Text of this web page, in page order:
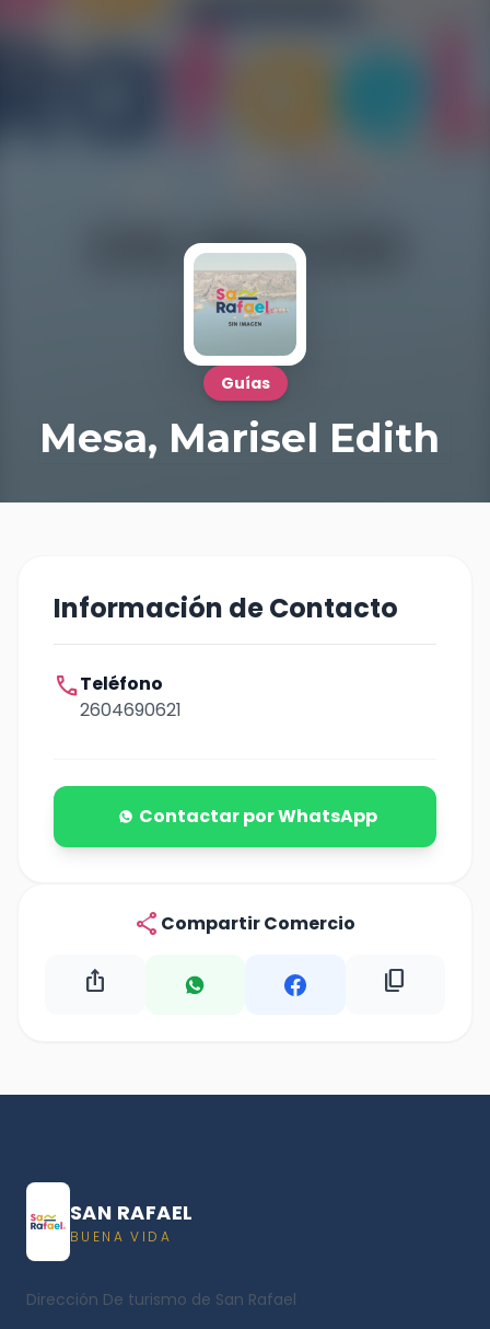
Guías
Mesa, Marisel Edith
Información de Contacto
callTeléfono
2604690621
Contactar por WhatsApp
share Compartir Comercio
ios_share content_copy
SAN RAFAEL
BUENA VIDA
Dirección De turismo de San Rafael